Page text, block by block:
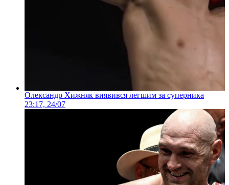
Олександр Хижняк виявився легшим за суперника
23:17, 24/07